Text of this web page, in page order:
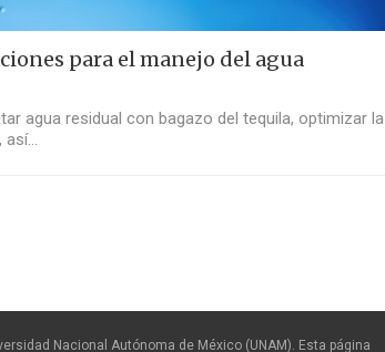
para el manejo del agua
agua residual con bagazo del tequila, optimizar la
así…
Nacional Autónoma de México (UNAM). Esta página